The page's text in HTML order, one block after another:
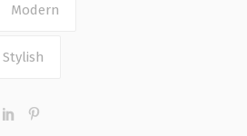
Modern
Stylish